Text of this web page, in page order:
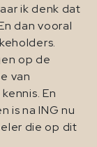
ik denk dat
dan vooral
op de
van
En
is na ING nu
die op dit